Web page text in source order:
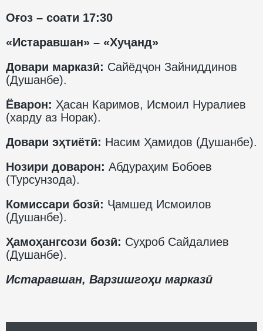
Оғоз – соати 17:30
«Истаравшан» – «Хуҷанд»
Довари марказӣ: Сайёдҷон Зайниддинов
(Душанбе).
Ёварон: Ҳасан Каримов, Исмоил Нуралиев
(харду аз Норак).
Довари эҳтиётӣ: Насим Ҳамидов (Душанбе).
Нозири доварон: Абдураҳим Бобоев
(Турсунзода).
Комиссари бозӣ: Ҷамшед Исмоилов
(Душанбе).
Ҳамоҳангсози бозӣ: Суҳроб Сайдалиев
(Душанбе).
Истаравшан, Варзишгоҳи марказӣ